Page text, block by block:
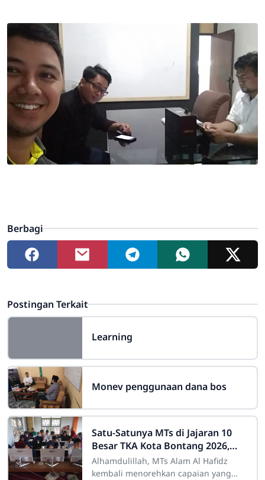
Berbagi
Postingan Terkait
Learning
Monev penggunaan dana bos
Satu-Satunya MTs di Jajaran 10
Besar TKA Kota Bontang 2026,
MTs Alam Al Hafidz Torehkan
Prestasi Membanggakan
Alhamdulillah, MTs Alam Al Hafidz
kembali menorehkan capaian yang